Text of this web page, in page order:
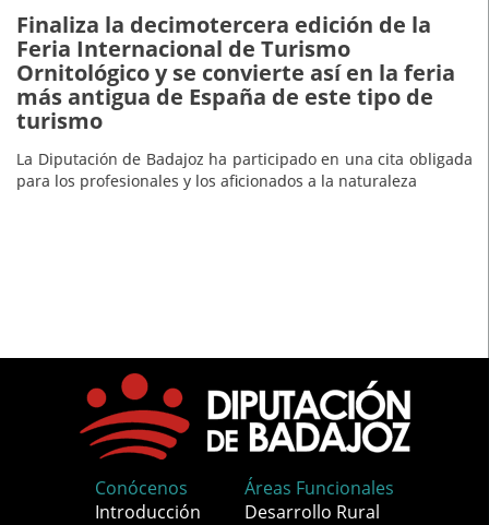
Finaliza la decimotercera edición de la
Feria Internacional de Turismo
Ornitológico y se convierte así en la feria
más antigua de España de este tipo de
turismo
La Diputación de Badajoz ha participado en una cita obligada
para los profesionales y los aficionados a la naturaleza
Conócenos
Introducción
Áreas Funcionales
Desarrollo Rural